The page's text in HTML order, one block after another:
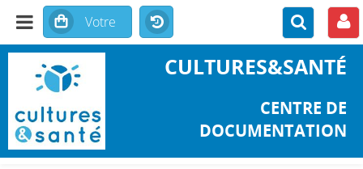
CULTURES&SANTÉ
CENTRE DE
DOCUMENTATION